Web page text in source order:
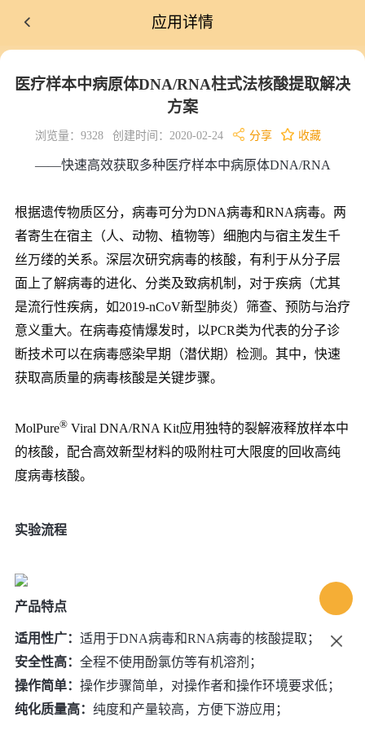
应用详情
医疗样本中病原体DNA/RNA柱式法核酸提取解决
方案
浏览量：9328 创建时间：2020-02-24 分享 收藏
——快速高效获取多种医疗样本中病原体DNA/RNA
根据遗传物质区分，病毒可分为DNA病毒和RNA病毒。两
者寄生在宿主（人、动物、植物等）细胞内与宿主发生千
丝万缕的关系。深层次研究病毒的核酸，有利于从分子层
面上了解病毒的进化、分类及致病机制，对于疾病（尤其
是流行性疾病，如2019-nCoV新型肺炎）筛查、预防与治疗
意义重大。在病毒疫情爆发时，以PCR类为代表的分子诊
断技术可以在病毒感染早期（潜伏期）检测。其中，快速
获取高质量的病毒核酸是关键步骤。
MolPure®Viral DNA/RNA Kit应用独特的裂解液释放样本中
的核酸，配合高效新型材料的吸附柱可大限度的回收高纯
度病毒核酸。
实验流程
产品特点
适用性广： 适用于DNA病毒和RNA病毒的核酸提取；
安全性高： 全程不使用酚氯仿等有机溶剂；
操作简单： 操作步骤简单，对操作者和操作环境要求低；
纯化质量高： 纯度和产量较高，方便下游应用；